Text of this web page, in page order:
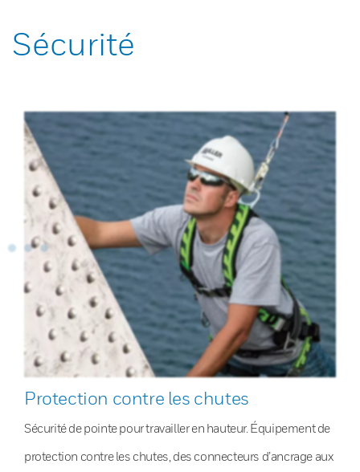
Sécurité
Protection contre les chutes
Sécurité de pointe pour travailler en hauteur. Équipement de
protection contre les chutes, des connecteurs d’ancrage aux